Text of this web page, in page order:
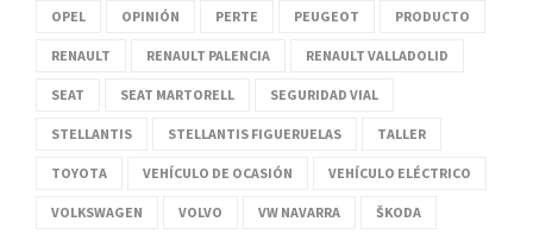
OPEL OPINIÓN PERTE PEUGEOT PRODUCTO
RENAULT RENAULT PALENCIA RENAULT VALLADOLID
SEAT SEAT MARTORELL SEGURIDAD VIAL
STELLANTIS STELLANTIS FIGUERUELAS TALLER
TOYOTA VEHÍCULO DE OCASIÓN VEHÍCULO ELÉCTRICO
VOLKSWAGEN VOLVO VW NAVARRA ŠKODA